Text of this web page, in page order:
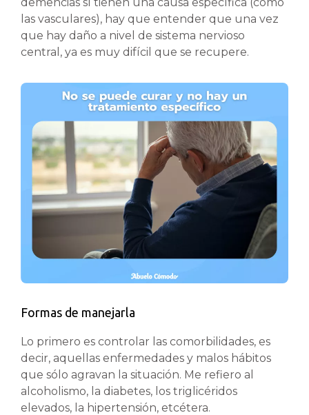
las vasculares), hay que entender que una vez
que hay daño a nivel de sistema nervioso
central, ya es muy difícil que se recupere.
Formas de manejarla
Lo primero es controlar las comorbilidades, es
decir, aquellas enfermedades y malos hábitos
que sólo agravan la situación. Me refiero al
alcoholismo, la diabetes, los triglicéridos
elevados, la hipertensión, etcétera.